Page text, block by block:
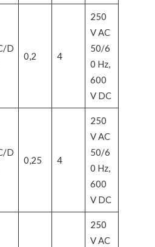
D
0,2 4
250
V AC
50/6
0 Hz,
600
V DC
D
0,25 4
250
V AC
50/6
0 Hz,
600
V DC
250
V AC